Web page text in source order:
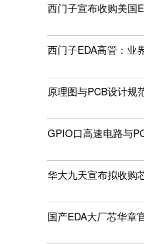
西门子宣布收购美国
西门子EDA高管：业
原理图与PCB设计规
GPIO口高速电路与
华大九天宣布拟收购
国产EDA大厂芯华章